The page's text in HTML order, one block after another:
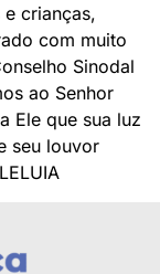
crianças,
com muito
Sinodal
ao Senhor
Ele que sua luz
seu louvor